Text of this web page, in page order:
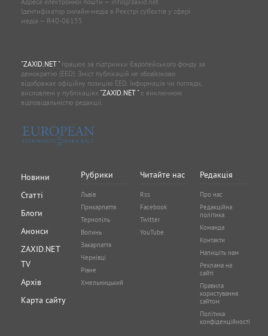
Ідентифікатор онлайн-медіа в Реєстрі суб'єктів у сфері
медіа — R40-06155
"ZAXID.NET "працює за підтримки Європейського фонду за
демократію (EED). Зміст публікацій не обов’язково
відображає офіційну позицію EED. Інформація чи погляди,
висловлені у публікаціях "ZAXID.NET "є виключною
відповідальністю редакції.
Новини
Статті
Блоги
Анонси
ZAXID.NET
TV
Архів
Карта сайту
Рубрики
Львів
Прикарпаття
Тернопіль
Волинь
Закарпаття
Чернівці
Рівне
Хмельницький
Читайте нас
Rss
Facebook
Twitter
YouTube
Редакція
Про нас
Редакційна
політика
Команда
Контакти
Напишіть нам
Реклама на
сайті
Правила
користування
сайтом
Політика
конфіденційності